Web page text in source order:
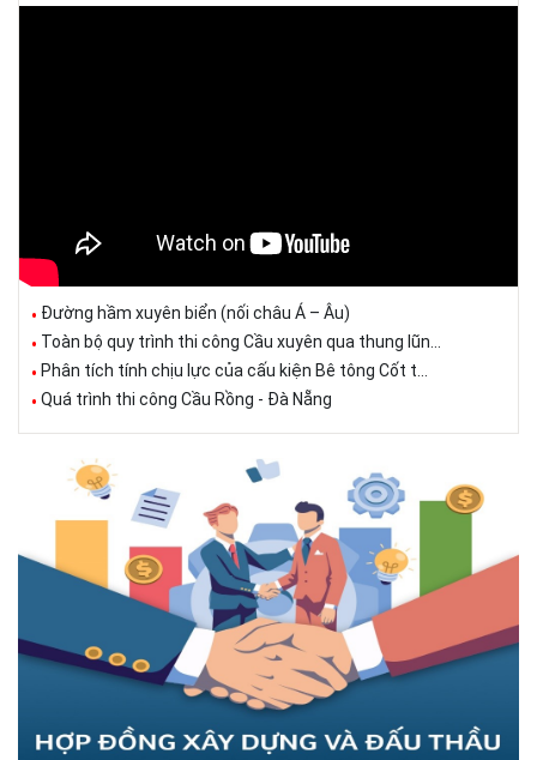
Đường hầm xuyên biển (nối châu Á – Âu)
Toàn bộ quy trình thi công Cầu xuyên qua thung lũn...
Phân tích tính chịu lực của cấu kiện Bê tông Cốt t...
Quá trình thi công Cầu Rồng - Đà Nẵng